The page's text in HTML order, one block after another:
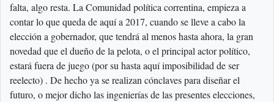
falta, algo resta. La Comunidad política correntina, empieza a
contar lo que queda de aquí a 2017, cuando se lleve a cabo la
elección a gobernador, que tendrá al menos hasta ahora, la gran
novedad que el dueño de la pelota, o el principal actor político,
estará fuera de juego (por su hasta aquí imposibilidad de ser
reelecto) . De hecho ya se realizan cónclaves para diseñar el
futuro, o mejor dicho las ingenierías de las presentes elecciones,